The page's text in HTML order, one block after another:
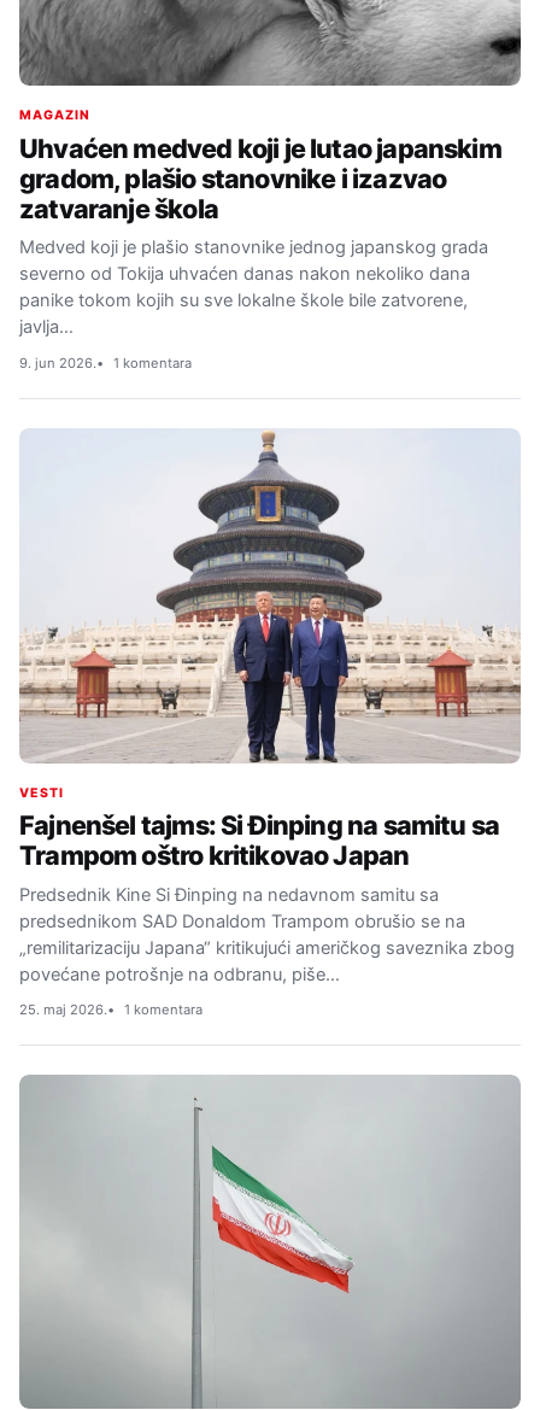
MAGAZIN
Uhvaćen medved koji je lutao japanskim
gradom, plašio stanovnike i izazvao
zatvaranje škola
Medved koji je plašio stanovnike jednog japanskog grada
severno od Tokija uhvaćen danas nakon nekoliko dana
panike tokom kojih su sve lokalne škole bile zatvorene,
javlja…
9. jun 2026. 1 komentara
VESTI
Fajnenšel tajms: Si Đinping na samitu sa
Trampom oštro kritikovao Japan
Predsednik Kine Si Đinping na nedavnom samitu sa
predsednikom SAD Donaldom Trampom obrušio se na
„remilitarizaciju Japana“ kritikujući američkog saveznika zbog
povećane potrošnje na odbranu, piše…
25. maj 2026. 1 komentara